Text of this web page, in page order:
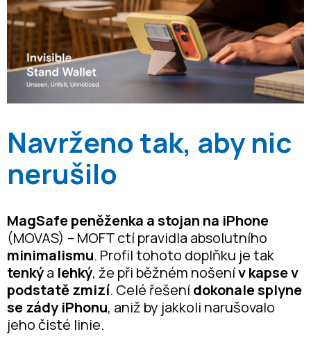
Navrženo tak, aby nic
nerušilo
MagSafe peněženka a stojan na iPhone
(MOVAS) – MOFT ctí pravidla absolutního
minimalismu. Profil tohoto doplňku je tak
tenkýa lehký, že při běžném nošenív kapse v
podstatě zmizí. Celé řešenídokonale splyne
se zády iPhonu, aniž by jakkoli narušovalo
jeho čisté linie.